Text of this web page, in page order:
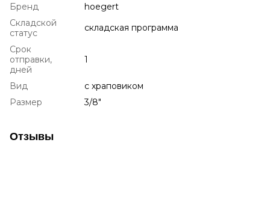
Бренд
hoegert
Складской
статус
складская программа
Срок
отправки,
дней
1
Вид
с храповиком
Размер
3/8"
Отзывы